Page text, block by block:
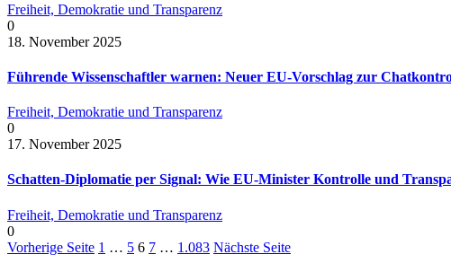
Freiheit, Demokratie und Transparenz
0
18. November 2025
Führende Wissenschaftler warnen: Neuer EU-Vorschlag zur
Freiheit, Demokratie und Transparenz
0
17. November 2025
Schatten-Diplomatie per Signal: Wie EU-Minister Kontrolle und
Freiheit, Demokratie und Transparenz
0
Vorherige Seite 1 … 5 6 7 … 1.083 Nächste Seite